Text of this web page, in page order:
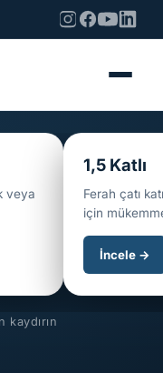
veya
EN
1,5 Katlı
Ferah çatı
için
İncele →
kaydırın